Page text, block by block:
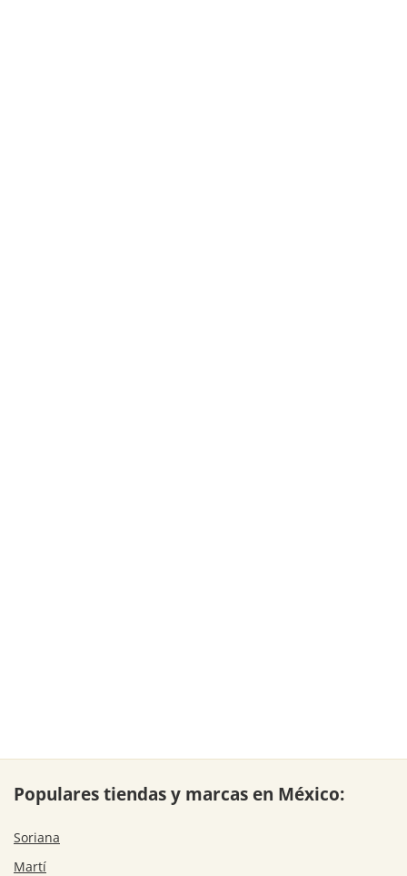
Populares tiendas y marcas en México:
Soriana
Martí